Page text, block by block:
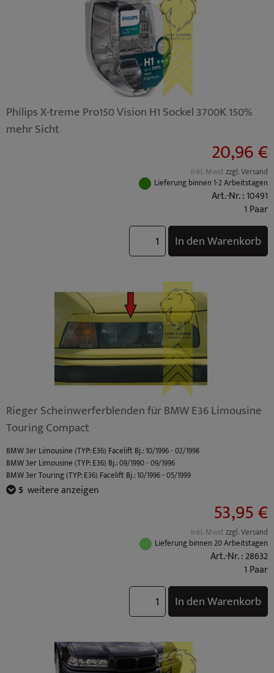
Philips X-treme Pro150 Vision H1 Sockel 3700K 150%
mehr Sicht
20,96 €
inkl. Mwstzzgl. Versand
Lieferung binnen 1-2 Arbeitstagen
Art.-Nr. : 10491
1 Paar
In den Warenkorb
Rieger Scheinwerferblenden für BMW E36 Limousine
Touring Compact
BMW 3er Limousine (TYP: E36) Facelift Bj.: 10/1996 - 02/1998
BMW 3er Limousine (TYP: E36) Bj.: 09/1990 - 09/1996
BMW 3er Touring (TYP: E36) Facelift Bj.: 10/1996 - 05/1999
BMW 3er Touring (TYP: E36) Bj.: 01/1995 - 09/1996
BMW M3 (TYP: M3 (E36) Limo S50B32) Facelift Bj.: 10/1995 - 04/1999
5 weitere anzeigen
53,95 €
inkl. Mwstzzgl. Versand
Lieferung binnen 20 Arbeitstagen
Art.-Nr. : 28632
1 Paar
In den Warenkorb